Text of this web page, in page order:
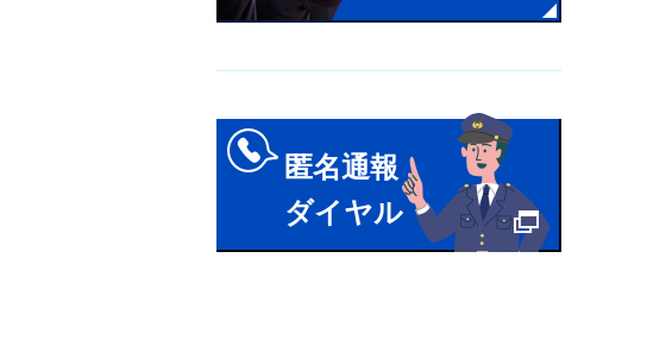
匿名通報
ダイヤル